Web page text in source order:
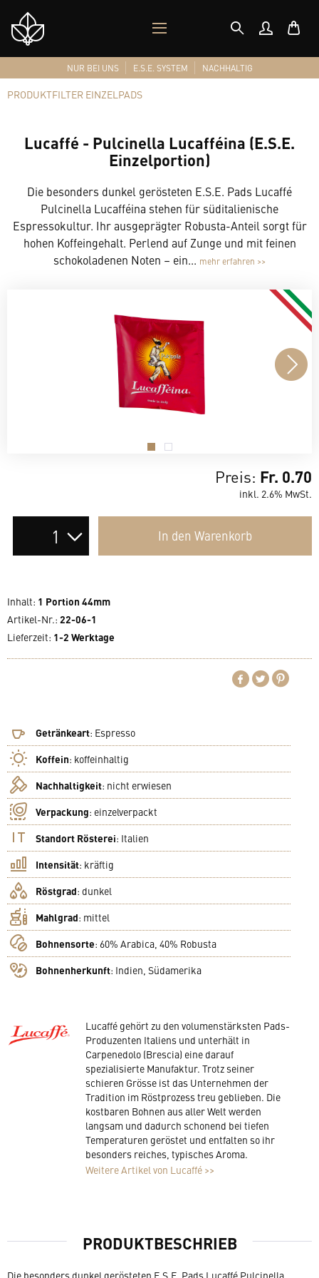
Shop
Logo
MOBILES
MENÜ
NUR BEI UNS E.S.E. SYSTEM NACHHALTIG
PRODUKTFILTER EINZELPADS
Lucaffé - Pulcinella Lucafféina (E.S.E.
Einzelportion)
Die besonders dunkel gerösteten E.S.E. Pads Lucaffé
Pulcinella Lucafféina stehen für süditalienische
Espressokultur. Ihr ausgeprägter Robusta-Anteil sorgt für
hohen Koffeingehalt. Perlend auf Zunge und mit feinen
schokoladenen Noten – ein... mehr erfahren >>
. .
Preis: Fr. 0.70
inkl. 2.6% MwSt.
In den Warenkorb
Inhalt: 1 Portion 44mm
Artikel-Nr.: 22-06-1
Lieferzeit: 1-2 Werktage
Getränkeart: Espresso
Koffein: koffeinhaltig
Nachhaltigkeit: nicht erwiesen
Verpackung: einzelverpackt
Standort Rösterei: Italien
Intensität: kräftig
Röstgrad: dunkel
Mahlgrad: mittel
Bohnensorte: 60% Arabica, 40% Robusta
Bohnenherkunft: Indien, Südamerika
Lucaffé gehört zu den volumenstärksten Pads-
Produzenten Italiens und unterhält in
Carpenedolo (Brescia) eine darauf
spezialisierte Manufaktur. Trotz seiner
schieren Grösse ist das Unternehmen der
Tradition im Röstprozess treu geblieben. Die
kostbaren Bohnen aus aller Welt werden
langsam und dadurch schonend bei tiefen
Temperaturen geröstet und entfalten so ihr
besonders reiches, typisches Aroma.
Weitere Artikel von Lucaffé >>
PRODUKTBESCHRIEB
Die besonders dunkel gerösteten E.S.E. Pads Lucaffé Pulcinella